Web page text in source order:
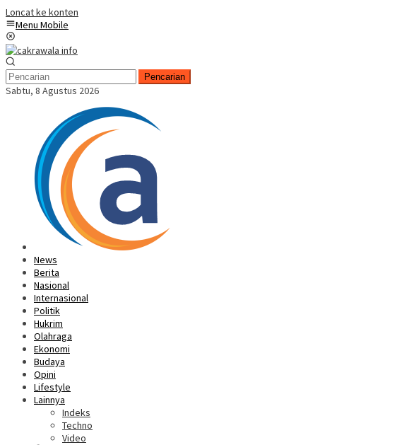
Loncat ke konten
Menu Mobile
Pencarian
Sabtu, 8 Agustus 2026
News
Berita
Nasional
Internasional
Politik
Hukrim
Olahraga
Ekonomi
Budaya
Opini
Lifestyle
Lainnya
Indeks
Techno
Video